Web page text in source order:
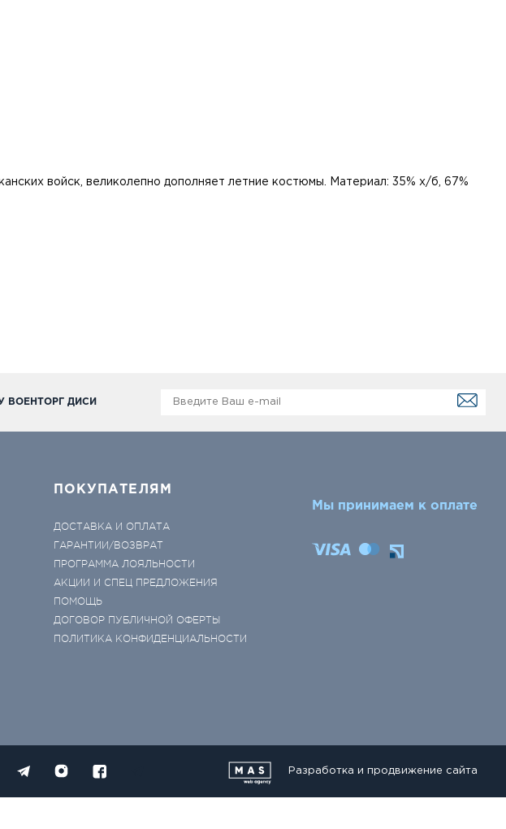
войск, великолепно дополняет летние костюмы. Материал: 35% х/б, 67%
ВОЕНТОРГ ДИСИ
ПОКУПАТЕЛЯМ
ДОСТАВКА И ОПЛАТА
ГАРАНТИИ/ВОЗВРАТ
ПРОГРАММА ЛОЯЛЬНОСТИ
АКЦИИ И СПЕЦ ПРЕДЛОЖЕНИЯ
ПОМОЩЬ
ДОГОВОР ПУБЛИЧНОЙ ОФЕРТЫ
ПОЛИТИКА КОНФИДЕНЦИАЛЬНОСТИ
Мы принимаем к оплате
Разработка и продвижение сайта